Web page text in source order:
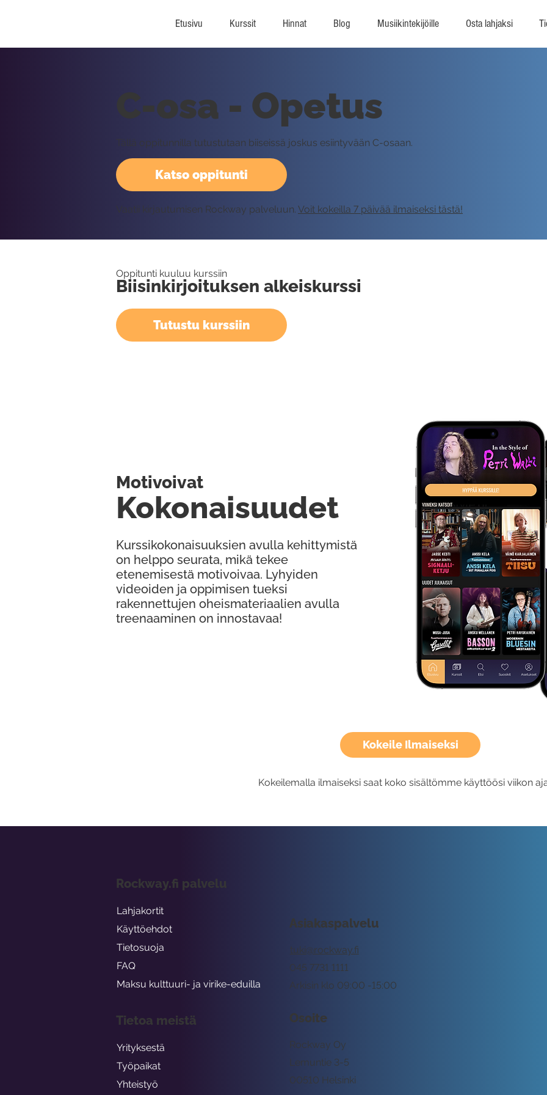
Etusivu Kurssit Hinnat Blog Musiikintekijöille Osta lahjaksi
Kokeile Ilmaiseksi
Kokeilemalla ilmaiseksi saat koko sisältömme käyttöösi viikon
Katso oppitunti
C-osa - Opetus
Tällä oppitunnilla tutustutaan biiseissä joskus esiintyvään C-osaan.
Vaatii kirjautumisen Rockway palveluun. Voit kokeilla 7 päivää ilmaiseksi tästä!
Oppitunti kuuluu kurssiin
Biisinkirjoituksen alkeiskurssi
Tutustu kurssiin
Kurssikokonaisuuksien avulla kehittymistä
on helppo seurata, mikä tekee
etenemisestä motivoivaa. Lyhyiden
videoiden ja oppimisen tueksi
rakennettujen oheismateriaalien avulla
treenaaminen on innostavaa!
Kokonaisuudet
Motivoivat
Asiakaspalvelu
tuki@rockway.fi
Arkisin klo 09:00 -15:00
045 7731 1111
Osoite
Rockway Oy
Lemuntie 3-5
00510 Helsinki
Rockway.fi palvelu
Lahjakortit
Käyttöehdot
Tietosuoja
FAQ
Maksu kulttuuri- ja virike-eduilla
Tietoa meistä
Yrityksestä
Työpaikat
Yhteistyö